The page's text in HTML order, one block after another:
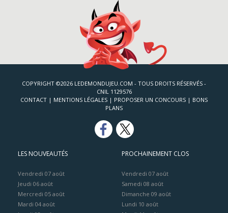
COPYRIGHT ©2026 LEDEMONDUJEU.COM - TOUS DROITS RÉSERVÉS -
CNIL 1129576
CONTACT | MENTIONS LÉGALES | PROPOSER UN CONCOURS | BONS
PLANS
LES NOUVEAUTÉS
Vendredi 07 août
Jeudi 06 août
Mercredi 05 août
Mardi 04 août
PROCHAINEMENT CLOS
Vendredi 07 août
Samedi 08 août
Dimanche 09 août
Lundi 10 août